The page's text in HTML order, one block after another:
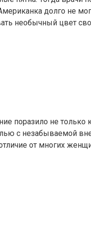
долго не
необычный цвет
поразило не только
с незабываемой
от многих